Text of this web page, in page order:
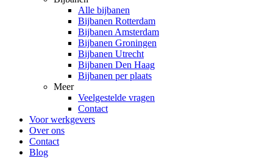
Alle bijbanen
Bijbanen Rotterdam
Bijbanen Amsterdam
Bijbanen Groningen
Bijbanen Utrecht
Bijbanen Den Haag
Bijbanen per plaats
Meer
Veelgestelde vragen
Contact
Voor werkgevers
Over ons
Contact
Blog